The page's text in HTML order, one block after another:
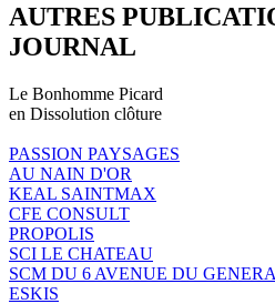
AUTRES
JOURNAL
Le Bonhomme Picard
en Dissolution clôture
PASSION PAYSAGES
AU NAIN D'OR
KEAL SAINTMAX
CFE CONSULT
PROPOLIS
SCI LE CHATEAU
SCM DU 6 AVENUE DU
ESKIS